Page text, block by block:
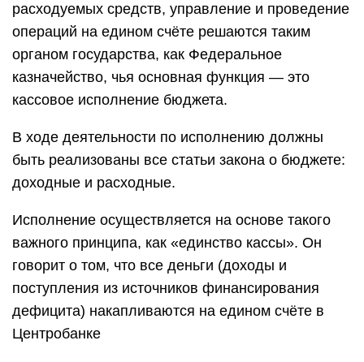
расходуемых средств, управление и проведение
операций на едином счёте решаются таким
органом государства, как Федеральное
казначейство, чья основная функция — это
кассовое исполнение бюджета.
В ходе деятельности по исполнению должны
быть реализованы все статьи закона о бюджете:
доходные и расходные.
Исполнение осуществляется на основе такого
важного принципа, как «единство кассы». Он
говорит о том, что все деньги (доходы и
поступления из источников финансирования
дефицита) накапливаются на едином счёте в
Центробанке